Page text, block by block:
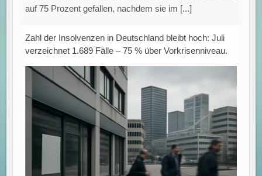
auf 75 Prozent gefallen, nachdem sie im [...]
Zahl der Insolvenzen in Deutschland bleibt hoch: Juli
verzeichnet 1.689 Fälle – 75 % über Vorkrisenniveau.